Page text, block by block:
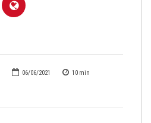
06/06/2021 10 min